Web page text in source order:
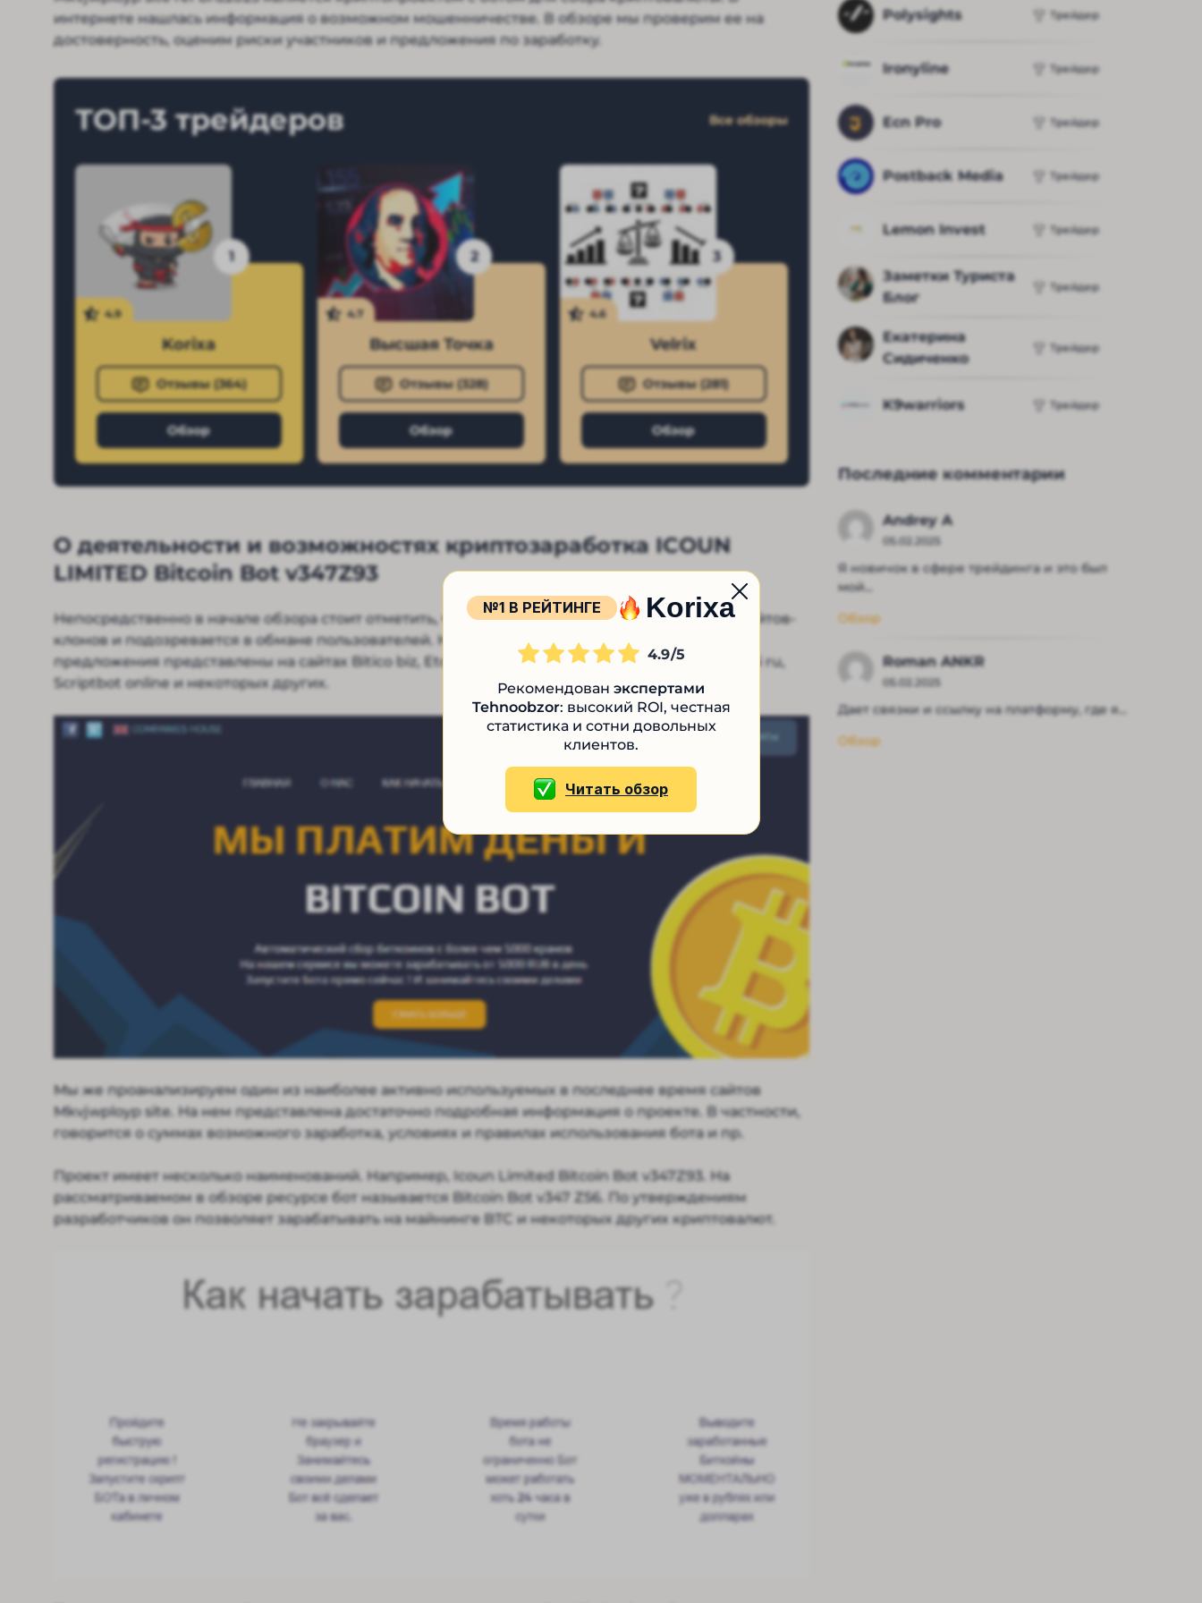
интернете нашлась информация о возможном мошенничестве. В обзоре мы проверим ее на
достоверность, оценим риски участников и предложения по заработку.
ТОП-3 трейдеров Все обзоры
1
4.9
Korixa
Отзывы (364)
Обзор
2
4.7
Высшая Точка
Отзывы (328)
Обзор
3
4.6
Velrix
Отзывы (281)
Обзор
О деятельности и возможностях криптозаработка ICOUN
LIMITED Bitcoin Bot v347Z93
Непосредственно в начале обзора стоит отметить, что проект имеет большое количество сайтов-
клонов и подозревается в обмане пользователей. Например, аналогичный контент и
предложения представлены на сайтах Bitico biz, Etoro Miners co, Obuzagarant ukr net, 24infosi ru,
Scriptbot online и некоторых других.
Мы же проанализируем один из наиболее активно используемых в последнее время сайтов
Mkvjwployp site. На нем представлена достаточно подробная информация о проекте. В частности,
говорится о суммах возможного заработка, условиях и правилах использования бота и пр.
Проект имеет несколько наименований. Например, Icoun Limited Bitcoin Bot v347Z93. На
рассматриваемом в обзоре ресурсе бот называется Bitcoin Bot v347 Z56. По утверждениям
разработчиков он позволяет зарабатывать на майнинге BTC и некоторых других криптовалют.
Polysights Трейдер
Ironyline Трейдер
Ecn Pro Трейдер
Postback Media Трейдер
Lemon Invest Трейдер
Заметки Туриста
Блог
Трейдер
Екатерина
Сидиченко
Трейдер
K9warriors Трейдер
Последние комментарии
Andrey A
05.02.2025
Я новичок в сфере трейдинга и это был
мой...
Обзор
Roman ANKR
05.02.2025
Дает связки и ссылку на платформу, где я...
Обзор
№1 В РЕЙТИНГЕ Korixa
4.9
Рекомендован экспертами
Tehnoobzor: высокий ROI, честная
статистика и сотни довольных
клиентов.
Читать обзор